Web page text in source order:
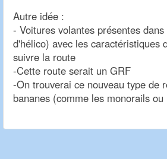
Autre idée :
- Voitures volantes présentes
d'hélico) avec les caractéristiques
suivre la route
-Cette route serait un GRF
-On trouverai ce nouveau type de
bananes (comme les monorails ou